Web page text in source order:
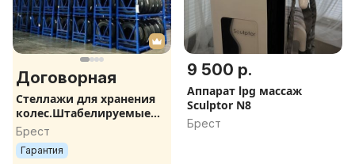
Договорная
Стеллажи для хранения
колес.Штабелируемые
поддоны для легковых
колес, колес для
сельхозтехники
Брест
Гарантия
9 500 р.
Аппарат lpg массаж
Sculptor N8
Брест